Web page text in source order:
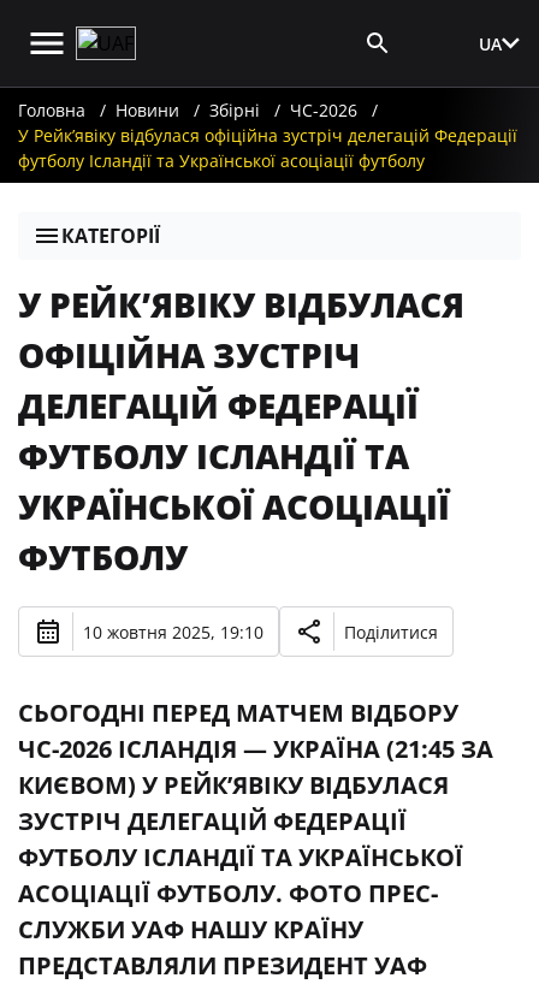
UA
Головна Новини Збірні
ЧС-2026
У Рейк’явіку відбулася офіційна зустріч делегацій Федерації
футболу Ісландії та Української асоціації футболу
КАТЕГОРІЇ
У РЕЙК’ЯВІКУ ВІДБУЛАСЯ
ОФІЦІЙНА ЗУСТРІЧ
ДЕЛЕГАЦІЙ ФЕДЕРАЦІЇ
ФУТБОЛУ ІСЛАНДІЇ ТА
УКРАЇНСЬКОЇ АСОЦІАЦІЇ
ФУТБОЛУ
10 жовтня 2025, 19:10 Поділитися
СЬОГОДНІ ПЕРЕД МАТЧЕМ ВІДБОРУ
ЧС-2026 ІСЛАНДІЯ — УКРАЇНА (21:45 ЗА
КИЄВОМ) У РЕЙК’ЯВІКУ ВІДБУЛАСЯ
ЗУСТРІЧ ДЕЛЕГАЦІЙ ФЕДЕРАЦІЇ
ФУТБОЛУ ІСЛАНДІЇ ТА УКРАЇНСЬКОЇ
АСОЦІАЦІЇ ФУТБОЛУ. ФОТО ПРЕС-
СЛУЖБИ УАФ НАШУ КРАЇНУ
ПРЕДСТАВЛЯЛИ ПРЕЗИДЕНТ УАФ